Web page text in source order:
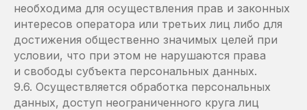
необходима для осуществления прав и законных
интересов оператора или третьих лиц либо для
достижения общественно значимых целей при
условии, что при этом не нарушаются права
и свободы субъекта персональных данных.
9.6. Осуществляется обработка персональных
данных, доступ неограниченного круга лиц